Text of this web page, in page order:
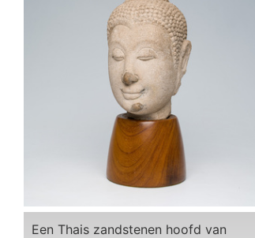
Een Thais zandstenen hoofd van